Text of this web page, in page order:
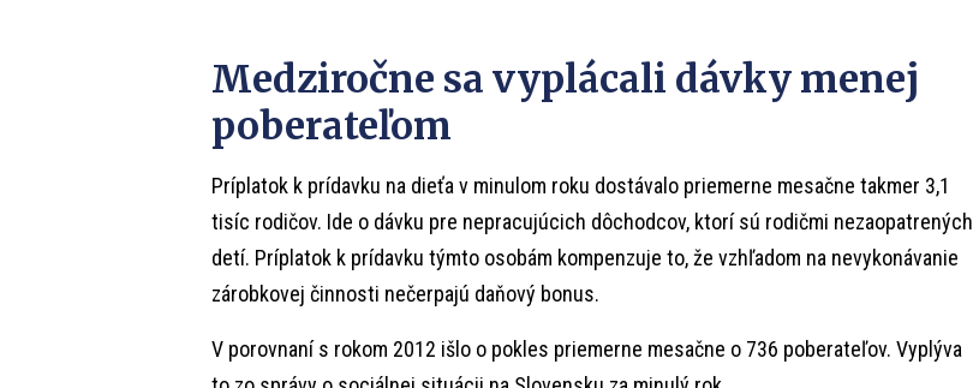
Medziročne sa vyplácali dávky menej
poberateľom
Príplatok k prídavku na dieťa v minulom roku dostávalo priemerne mesačne takmer 3,1
tisíc rodičov. Ide o dávku pre nepracujúcich dôchodcov, ktorí sú rodičmi nezaopatrených
detí. Príplatok k prídavku týmto osobám kompenzuje to, že vzhľadom na nevykonávanie
zárobkovej činnosti nečerpajú daňový bonus.
V porovnaní s rokom 2012 išlo o pokles priemerne mesačne o 736 poberateľov. Vyplýva